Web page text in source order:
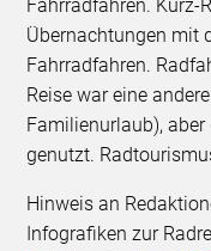
Fahrradfahren. Kurz-
Übernachtungen mit
Fahrradfahren.
Reise war eine
Familienurlaub),
genutzt.
Hinweis an
Infografiken zur